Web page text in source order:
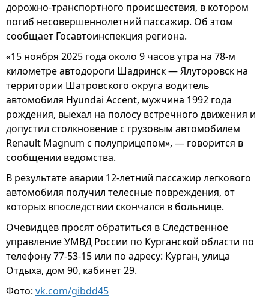
дорожно-транспортного происшествия, в котором
погиб несовершеннолетний пассажир. Об этом
сообщает Госавтоинспекция региона.
«15 ноября 2025 года около 9 часов утра на 78-м
километре автодороги Шадринск — Ялуторовск на
территории Шатровского округа водитель
автомобиля Hyundai Accent, мужчина 1992 года
рождения, выехал на полосу встречного движения и
допустил столкновение с грузовым автомобилем
Renault Magnum с полуприцепом», — говорится в
сообщении ведомства.
В результате аварии 12-летний пассажир легкового
автомобиля получил телесные повреждения, от
которых впоследствии скончался в больнице.
Очевидцев просят обратиться в Следственное
управление УМВД России по Курганской области по
телефону 77-53-15 или по адресу: Курган, улица
Отдыха, дом 90, кабинет 29.
Фото: vk.com/gibdd45